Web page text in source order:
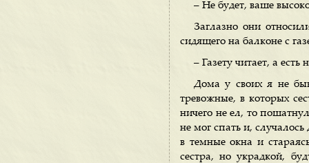
– Не будет, ваше
Заглазно они
сидящего на балконе с
– Газету читает, а есть
Дома у своих я не
тревожные, в которых
ничего не ел, то
не мог спать и,
в темные окна и
сестра, но украдкой,